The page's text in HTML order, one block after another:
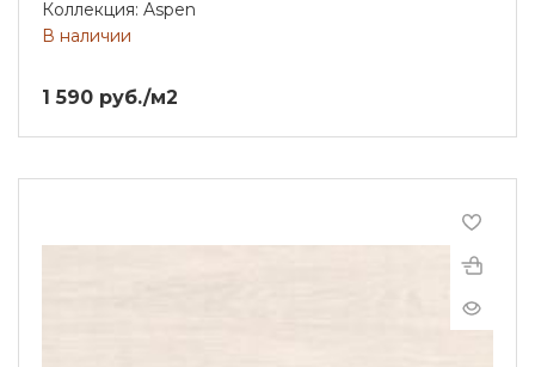
Коллекция: Aspen
В наличии
1 590 руб./м2